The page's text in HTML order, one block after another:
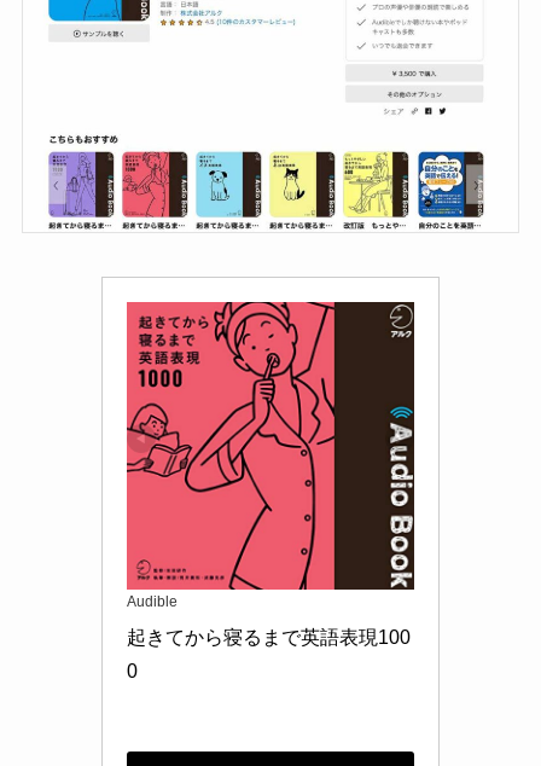
Audible
起きてから寝るまで英語表現100
0